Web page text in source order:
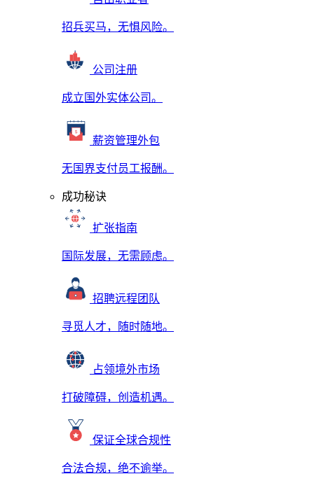
招兵买马，无惧风险。
公司注册
成立国外实体公司。
薪资管理外包
无国界支付员工报酬。
成功秘诀
扩张指南
国际发展，无需顾虑。
招聘远程团队
寻觅人才，随时随地。
占领境外市场
打破障碍，创造机遇。
保证全球合规性
合法合规，绝不逾举。